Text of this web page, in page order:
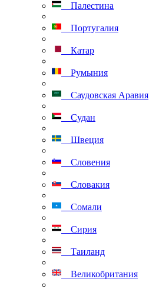
Палестина
Португалия
Катар
Румыния
Саудовская Аравия
Судан
Швеция
Словения
Словакия
Сомали
Сирия
Таиланд
Великобритания